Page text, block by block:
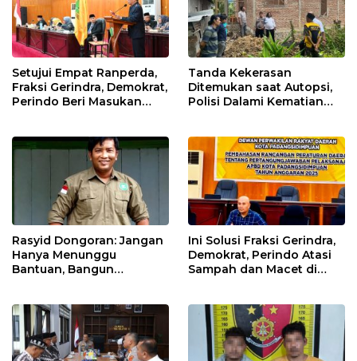
Setujui Empat Ranperda,
Fraksi Gerindra, Demokrat,
Perindo Beri Masukan
Tanda Kekerasan
Ditemukan saat Autopsi,
Polisi Dalami Kematian
Rasyid Dongoran: Jangan
Hanya Menunggu
Bantuan, Bangun
Ini Solusi Fraksi Gerindra,
Demokrat, Perindo Atasi
Sampah dan Macet di